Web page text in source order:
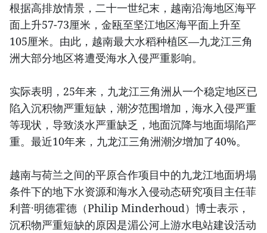
根据高排放情景，二十一世纪末，越南沿海地区海平
面上升57-73厘米，金瓯至坚江地区海平面上升至
105厘米。由此，越南最大水稻种植区—九龙江三角
洲大部分地区将遭受海水入侵严重影响。
实际表明，25年来，九龙江三角洲从一个稳定地区已
陷入沉积物严重短缺，潮汐范围增加，海水入侵严重
等现状，导致淡水严重缺乏，地面沉降与地面塌陷严
重。最近10年来，九龙江三角洲潮汐增加了40%。
越南与荷兰之间的平原合作项目中的九龙江地面坍塌
条件下的地下水资源和海水入侵动态研究项目主任菲
利普·明德霍德（Philip Minderhoud）博士表示，
沉积物严重短缺的原因是湄公河上游水电站建设活动